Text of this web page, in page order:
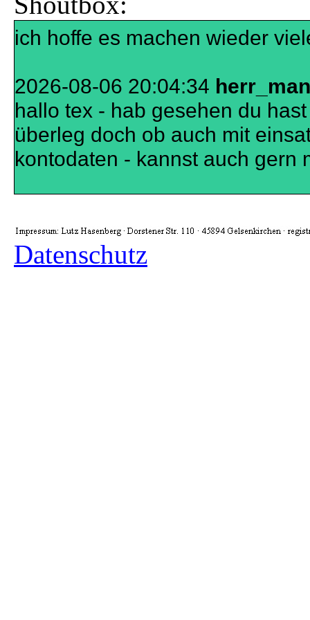
sache ist
ich hoffe es machen wieder
2026-08-06 20:04:34
hallo tex - hab gesehen du
überleg doch ob auch mit
kontodaten - kannst auch gern
Datenschutz